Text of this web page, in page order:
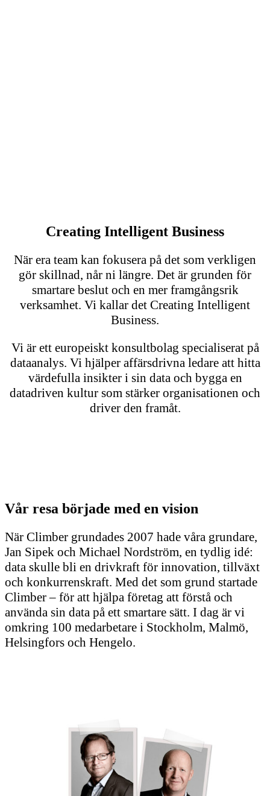
Creating Intelligent Business
När era team kan fokusera på det som verkligen
gör skillnad, når ni längre. Det är grunden för
smartare beslut och en mer framgångsrik
verksamhet. Vi kallar det Creating Intelligent
Business.
Vi är ett europeiskt konsultbolag specialiserat på
dataanalys. Vi hjälper affärsdrivna ledare att hitta
värdefulla insikter i sin data och bygga en
datadriven kultur som stärker organisationen och
driver den framåt.
Vår resa började med en vision
När Climber grundades 2007 hade våra grundare,
Jan Sipek och Michael Nordström, en tydlig idé:
data skulle bli en drivkraft för innovation, tillväxt
och konkurrenskraft. Med det som grund startade
Climber – för att hjälpa företag att förstå och
använda sin data på ett smartare sätt. I dag är vi
omkring 100 medarbetare i Stockholm, Malmö,
Helsingfors och Hengelo.